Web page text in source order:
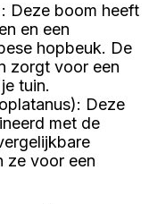
Deze boom heeft
en een
hopbeuk. De
zorgt voor een
tuin.
Deze
met de
ze voor een